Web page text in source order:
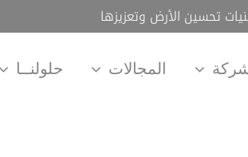
تحسين الأرض وتعزيزها
المجالات حلولنــا